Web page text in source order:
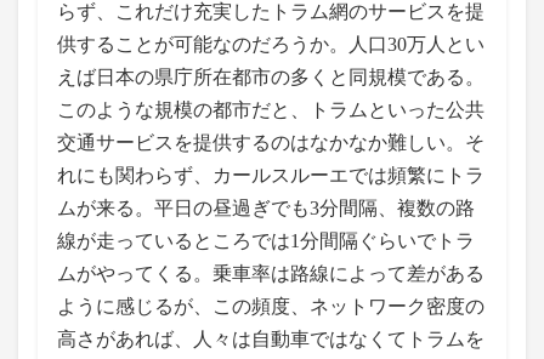
らず、これだけ充実したトラム網のサービスを提
供することが可能なのだろうか。人口30万人とい
えば日本の県庁所在都市の多くと同規模である。
このような規模の都市だと、トラムといった公共
交通サービスを提供するのはなかなか難しい。そ
れにも関わらず、カールスルーエでは頻繁にトラ
ムが来る。平日の昼過ぎでも3分間隔、複数の路
線が走っているところでは1分間隔ぐらいでトラ
ムがやってくる。乗車率は路線によって差がある
ように感じるが、この頻度、ネットワーク密度の
高さがあれば、人々は自動車ではなくてトラムを